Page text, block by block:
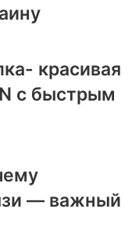
красивая
с быстрым
— важный